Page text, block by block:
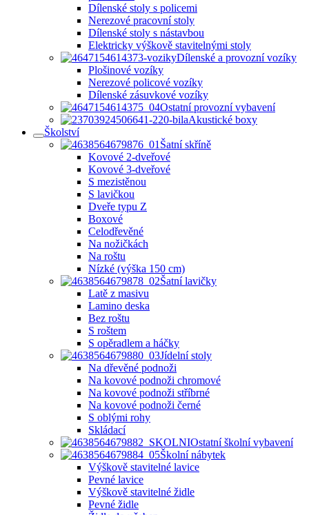
Dílenské stoly s policemi
Nerezové pracovní stoly
Dílenské stoly s nástavbou
Elektricky výškově stavitelnými stoly
Dílenské a provozní vozíky
Plošinové vozíky
Nerezové policové vozíky
Dílenské zásuvkové vozíky
Ostatní provozní vybavení
Akustické boxy
Školství
Šatní skříně
Kovové 2-dveřové
Kovové 3-dveřové
S mezistěnou
S lavičkou
Dveře typu Z
Boxové
Celodřevěné
Na nožičkách
Na roštu
Nízké (výška 150 cm)
Šatní lavičky
Latě z masivu
Lamino deska
Bez roštu
S roštem
S opěradlem a háčky
Jídelní stoly
Na dřevěné podnoži
Na kovové podnoži chromové
Na kovové podnoži stříbrné
Na kovové podnoži černé
S oblými rohy
Skládací
Ostatní školní vybavení
Školní nábytek
Výškově stavitelné lavice
Pevné lavice
Výškově stavitelné židle
Pevné židle